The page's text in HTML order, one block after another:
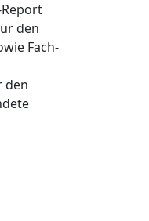
den
Fach-
den